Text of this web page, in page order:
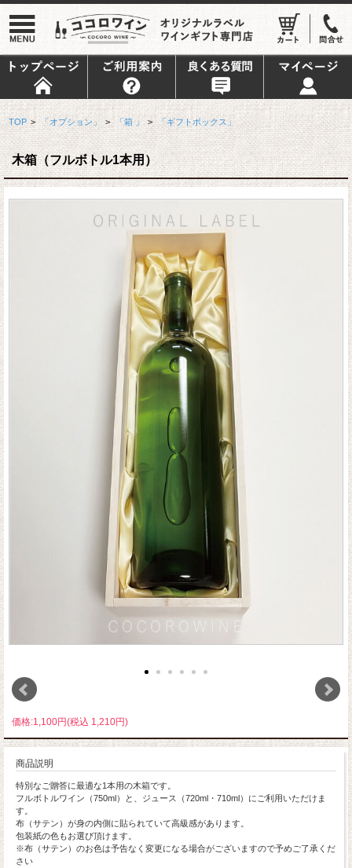
TOP > 「オプション」 > 「箱 」 > 「ギフトボックス」
木箱（フルボトル1本用）
価格:1,100円(税込 1,210円)
商品説明
特別なご贈答に最適な1本用の木箱です。
フルボトルワイン（750ml）と、ジュース（720ml・710ml）にご利用いただけま
す。
布（サテン）が身の内側に貼られていて高級感があります。
包装紙の色もお選び頂けます。
※布（サテン）のお色は予告なく変更になる場合がございますので予めご了承くだ
さい